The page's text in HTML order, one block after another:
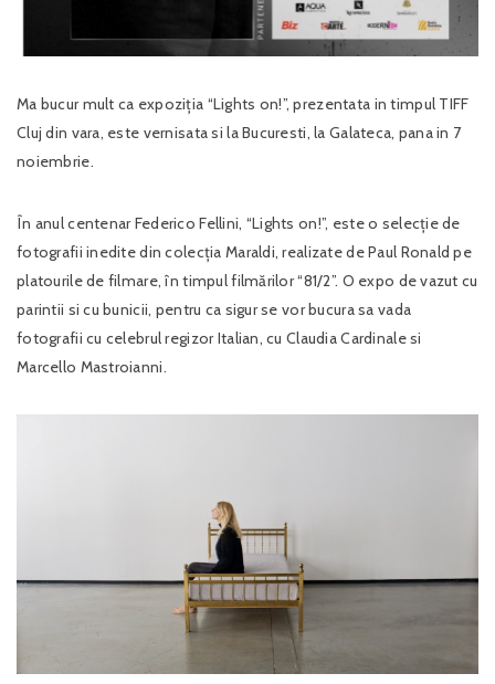
Ma bucur mult ca expoziția “Lights on!”, prezentata in timpul TIFF
Cluj din vara, este vernisata si la Bucuresti, la Galateca, pana in 7
noiembrie.
În anul centenar Federico Fellini, “Lights on!”, este o selecție de
fotografii inedite din colecția Maraldi, realizate de Paul Ronald pe
platourile de filmare, în timpul filmărilor “81/2”. O expo de vazut cu
parintii si cu bunicii, pentru ca sigur se vor bucura sa vada
fotografii cu celebrul regizor Italian, cu Claudia Cardinale si
Marcello Mastroianni.